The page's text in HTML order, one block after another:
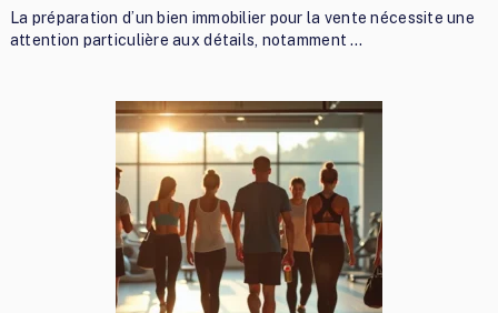
La préparation d’un bien immobilier pour la vente nécessite une
attention particulière aux détails, notamment …